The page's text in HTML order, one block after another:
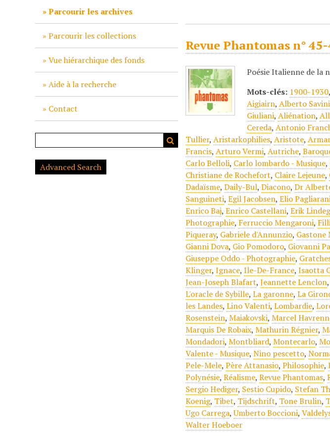
Parcourir les archives
Parcourir les collections
Vue hiérarchique des fonds
Aide à la recherche
Contact
Advanced Search
Revue Phantomas n°
Poésie Italienne de la
Mots-clés: 1900-1930,
Aigiairn,Alberto
Giuliani,Aliénation,
Cereda,Antonio
Tullier,Aristarkophilies,Aristote,
Francis,Arturo Vermi,Autriche,
Carlo Belloli, Carlo lombardo - Musique,
Christiane de Rochefort, Claire Lejeune,
Dadaïsme,Daily-Bul,Diacono,Dr
Sanguineti,Egil Jacobsen,Elio
Enrico Baj,Enrico Castellani,Erik
Photographie, Ferruccio Mengaroni,
Piqueray, Gabriele d'Annunzio, Gastone
Gianni Dova, Gio Pomodoro, Giovanni
Giuseppe Oddo - Photographie,
Klinger,Ignace,Ile-De-France,Isaotta
Jean-Joseph Blafart,Jeannette Lenclon
L'oracle de Sybille,La garonne,La
les Landes,Lino Valenti,Lombardie,
Rosenstein,Maiakovski,Marcel
Marquis De Robaix,Mathurin Régnier,
Mondadori,Montbliard,Montecarlo,
Valente - Musique,Nino pescetto,
Pele-Mele,Père Attanasio,Philosophie,
Polynésie,Réalisme,Revue Phantomas,
Sergio Hediger, Sestio Cupido, Stefan
Koenig, Tibet, Tijdschrift, Tone Brulin,
Ugo Carrega,Umberto Boccioni,
Walter Hoeboer